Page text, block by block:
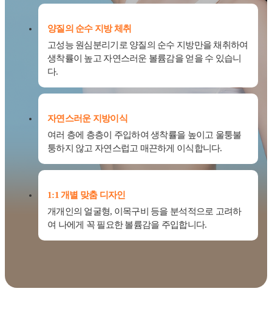
양질의 순수 지방 체취
고성능 원심분리기로 양질의 순수 지방만을 채취하여
생착률이 높고 자연스러운 볼륨감을 얻을 수 있습니
다.
자연스러운 지방이식
여러 층에 층층이 주입하여 생착률을 높이고 울퉁불
퉁하지 않고 자연스럽고 매끈하게 이식합니다.
1:1 개별 맞춤 디자인
개개인의 얼굴형, 이목구비 등을 분석적으로 고려하
여 나에게 꼭 필요한 볼륨감을 주입합니다.